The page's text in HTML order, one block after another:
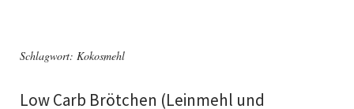
Schlagwort: Kokosmehl
Low Carb Brötchen (Leinmehl und